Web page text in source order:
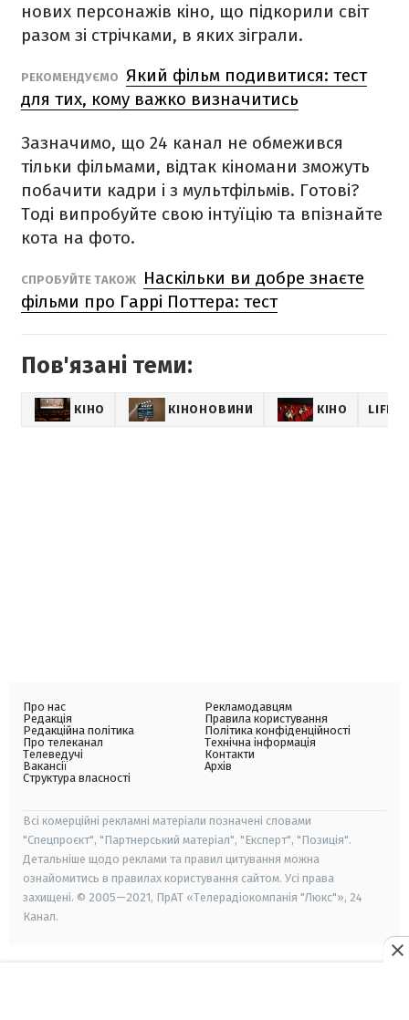
нових персонажів кіно, що підкорили світ
разом зі стрічками, в яких зіграли.
РЕКОМЕНДУЄМО Який фільм подивитися: тест
для тих, кому важко визначитись
Зазначимо, що 24 канал не обмежився
тільки фільмами, відтак кіномани зможуть
побачити кадри і з мультфільмів. Готові?
Тоді випробуйте свою інтуїцію та впізнайте
кота на фото.
СПРОБУЙТЕ ТАКОЖ
Наскільки ви добре знаєте
фільми про Гаррі Поттера: тест
Пов'язані теми:
КІНО КІНОНОВИНИ КІНО
Про нас
Редакція
Редакційна політика
Про телеканал
Телеведучі
Вакансії
Структура власності
Рекламодавцям
Правила користування
Політика конфіденційності
Технічна інформація
Контакти
Архів
Всі комерційні рекламні матеріали позначені словами
"Спецпроєкт", "Партнерський матеріал", "Експерт", "Позиція".
Детальніше щодо реклами та правил цитування можна
ознайомитись в правилах користування сайтом. Усі права
захищені. © 2005—2021, ПрАТ «Телерадіокомпанія "Люкс"», 24
Канал.